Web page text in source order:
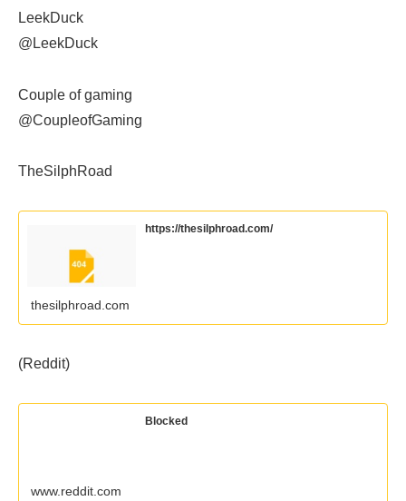
LeekDuck
@LeekDuck
Couple of gaming
@CoupleofGaming
TheSilphRoad
https://thesilphroad.com/
thesilphroad.com
(Reddit)
Blocked
www.reddit.com